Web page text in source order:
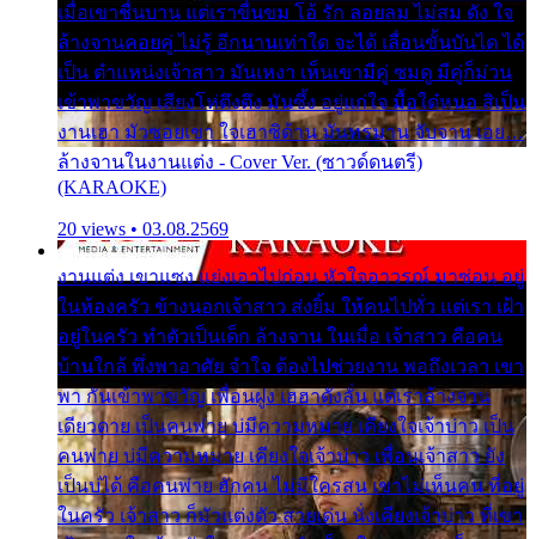
เมื่อเขาชื่นบาน แต่เราขื่นขม โอ้ รัก ลอยลม ไม่สม ดัง ใจ
ล้างจานคอยคู่ ไม่รู้ อีกนานเท่าใด จะได้ เลื่อนขั้นบันได ได้
เป็น ตำแหน่งเจ้าสาว มันเหงา เห็นเขามีคู่ ซมดู มีคู่ก็ม่วน
เข้าพาขวัญ เสียงโห่ตึงตึง มันซึ้ง อยู่แก่ใจ มื้อใด๋หนอ สิเป็น
งานเฮา มัวซอยเขา ใจเฮาซิด้าน มันทรมาน จับจาน เอย…
ล้างจานในงานแต่ง - Cover Ver. (ซาวด์ดนตรี)
(KARAOKE)
20 views • 03.08.2569
งานแต่ง เขาแซง แย่งเอาไปก่อน หัวใจอาวรณ์ มาซ่อน อยู่
ในห้องครัว ข้างนอกเจ้าสาว ส่งยิ้ม ให้คนไปทั่ว แต่เรา เฝ้า
อยู่ในครัว ทำตัวเป็นเด็ก ล้างจาน ในเมื่อ เจ้าสาว คือคน
บ้านใกล้ พึ่งพาอาศัย จำใจ ต้องไปช่วยงาน พอถึงเวลา เขา
พา กันเข้าพาขวัญ เพื่อนฝูง เฮฮาดังลั่น แต่เราล้างจาน
เดียวดาย เป็นคนพ่าย บ่มีความหมาย เคียงใจเจ้าบ่าว เป็น
คนพ่าย บ่มีความหมาย เคียงใจเจ้าบ่าว เพื่อนเจ้าสาว ยัง
เป็นบ่ได้ คือคนพ่าย ฮักคน ไม่มีใครสน เขาไม่เห็นคน ที่อยู่
ในครัว เจ้าสาว ก็มัวแต่งตัว สวยเด่น นั่งเคียงเจ้าบ่าว ที่เขา